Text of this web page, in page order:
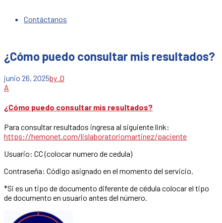
Contáctanos
¿Cómo puedo consultar mis resultados?
junio 26, 2025by .0
A
¿Cómo puedo consultar mis resultados?
Para consultar resultados ingresa al siguiente link:
https://hemonet.com/lislaboratoriomartinez/paciente
Usuario: CC (colocar numero de cedula)
Contraseña: Código asignado en el momento del servicio.
*Si es un tipo de documento diferente de cédula colocar el tipo
de documento en usuario antes del número.